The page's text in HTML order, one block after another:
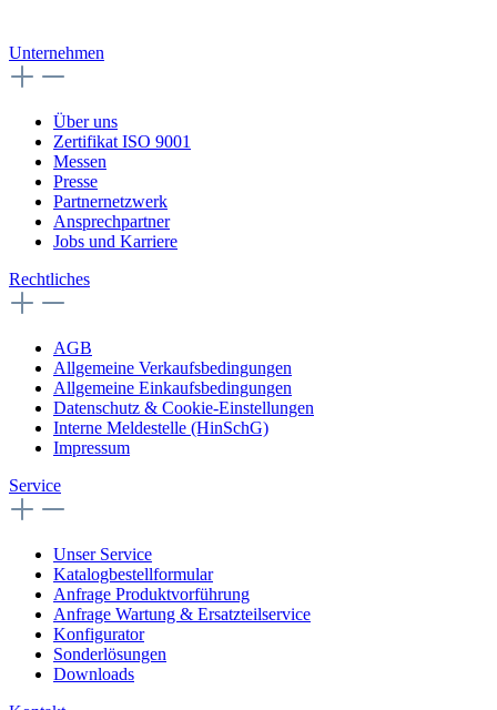
Unternehmen
Über uns
Zertifikat ISO 9001
Messen
Presse
Partnernetzwerk
Ansprechpartner
Jobs und Karriere
Rechtliches
AGB
Allgemeine Verkaufsbedingungen
Allgemeine Einkaufsbedingungen
Datenschutz & Cookie-Einstellungen
Interne Meldestelle (HinSchG)
Impressum
Service
Unser Service
Katalogbestellformular
Anfrage Produktvorführung
Anfrage Wartung & Ersatzteilservice
Konfigurator
Sonderlösungen
Downloads